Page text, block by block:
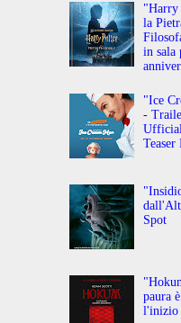
"Harry
la
in sala
"Ice
-
Teaser
Spot
paura
l'inizio